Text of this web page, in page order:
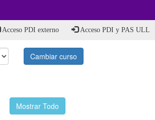
Acceso PDI externo Acceso PDI y PAS ULL
Cambiar curso
Mostrar Todo